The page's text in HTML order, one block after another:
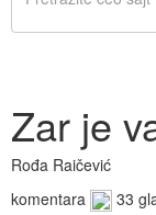
Zar je
Rođa Raičević
komentara
33